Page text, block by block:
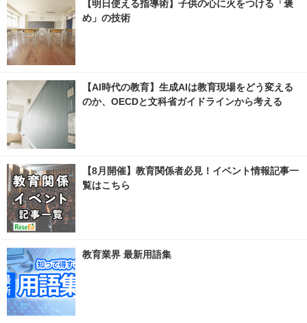
【明日使える指導術】子供の心に火をつける「褒
め」の技術
【AI時代の教育】生成AIは教育現場をどう変える
のか、OECDと文科省ガイドラインから考える
【8月開催】教育関係者必見！イベント情報記事一
覧はこちら
教育業界 最新用語集